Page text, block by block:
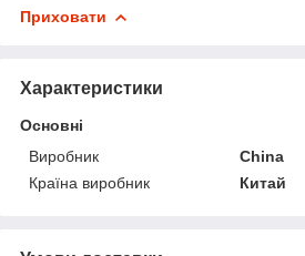
Приховати
Характеристики
Основні
Виробник
China
Країна виробник
Китай